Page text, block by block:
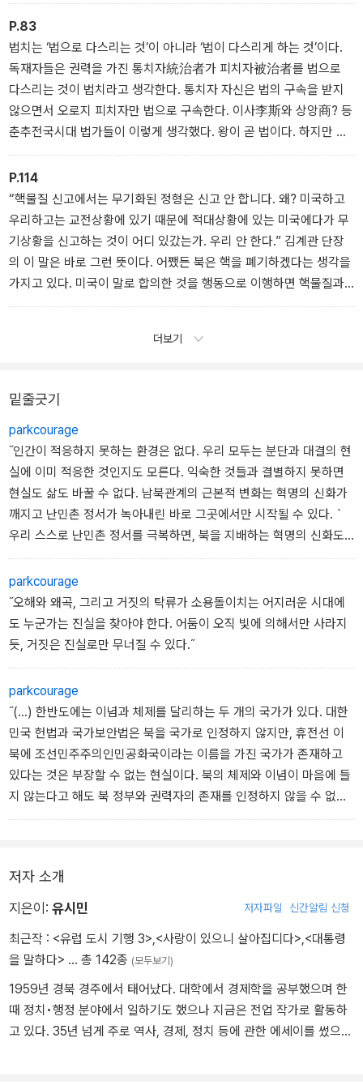
피와 죽음도 더는 바치지 않아도 되게 하는 것이 대통령의 책무다.
(……) 국정운영의 책임자들이 앞장서서 거짓을 퍼뜨리고 증오를 선
동하는 것이 범죄crime는 아닐지 모른다. 하지만 그것은 형법상의 범
죄보다 더 나쁜 죄악sin이다.
P.83
법치는 ‘법으로 다스리는 것’이 아니라 ‘법이 다스리게 하는 것’이다.
독재자들은 권력을 가진 통치자統治者가 피치자被治者를 법으로
다스리는 것이 법치라고 생각한다. 통치자 자신은 법의 구속을 받지
않으면서 오로지 피치자만 법으로 구속한다. 이사李斯와 상앙商? 등
춘추전국시대 법가들이 이렇게 생각했다. 왕이 곧 법이다. 하지만 이
런 것은 법치가 아니라 인치人治다. 권력을 가진 자가 스스로 만든 법
으로 제멋대로 다스리는 자의적 통치일 뿐이다. 법치는 법이 통치자
와 피치자를 모두 구속하는 것이다. 통치자가 법으로 피치자를 다스
리는 게 아니라, 법이 통치자와 피치자 모두를 다스리는 것이다.
P.114
“핵물질 신고에서는 무기화된 정형은 신고 안 합니다. 왜? 미국하고
우리하고는 교전상황에 있기 때문에 적대상황에 있는 미국에다가 무
기상황을 신고하는 것이 어디 있갔는가. 우리 안 한다.” 김계관 단장
의 이 말은 바로 그런 뜻이다. 어쨌든 북은 핵을 폐기하겠다는 생각을
가지고 있다. 미국이 말로 합의한 것을 행동으로 이행하면 핵물질과
핵시설, 핵계획은 다 폐기할 수 있고, 정전협정을 대체하는 평화협정
는 것이다. 북이 이미 개발한 핵무기에 대해 이런 입장을 가지고 있다
더보기
밑줄긋기
parkcourage
˝인간이 적응하지 못하는 환경은 없다. 우리 모두는 분단과 대결의 현
실에 이미 적응한 것인지도 모른다. 익숙한 것들과 결별하지 못하면
현실도 삶도 바꿀 수 없다. 남북관계의 근본적 변화는 혁명의 신화가
깨지고 난민촌 정서가 녹아내린 바로 그곳에서만 시작될 수 있다.｀
우리 스스로 난민촌 정서를 극복하면, 북을 지배하는 혁명의 신화도
끝날 것이다.˝
<노무현과 김정일의 246분>, 남북정상회담 대화록의 진실-유시민-
표지 후면에서...
parkcourage
˝오해와 왜곡, 그리고 거짓의 탁류가 소용돌이치는 어지러운 시대에
도 누군가는 진실을 찾아야 한다. 어둠이 오직 빛에 의해서만 사라지
듯, 거짓은 진실로만 무너질 수 있다.˝
parkcourage
˝(...) 한반도에는 이념과 체제를 달리하는 두 개의 국가가 있다. 대한
민국 헌법과 국가보안법은 북을 국가로 인정하지 않지만, 휴전선 이
북에 조선민주주의인민공화국이라는 이름을 가진 국가가 존재하고
있다는 것은 부장할 수 없는 현실이다. 북의 체제와 이념이 마음에 들
지 않는다고 해도 북 정부와 권력자의 존재를 인정하지 않을 수 없다.
(...)˝
저자 소개
지은이: 유시민 저자파일 신간알림 신청
최근작 : <유럽 도시 기행 3>,<사랑이 있으니 살아집디다>,<대통령
을 말하다> … 총 142종 (모두보기)
1959년 경북 경주에서 태어났다. 대학에서 경제학을 공부했으며 한
때 정치•행정 분야에서 일하기도 했으나 지금은 전업 작가로 활동하
고 있다. 35년 넘게 주로 역사, 경제, 정치 등에 관한 에세이를 썼으며